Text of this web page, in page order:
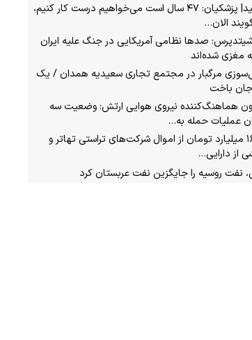
ببینید| پزشکیان: ۴۷ سال است می‌خواهیم درست کار کنیم،
الان…
صدها نظامی آمریکایی در جنگ علیه ایران
مغزی شده‌اند
مرگبار در مجتمع تجاری سعیدیه همدان / یک
جان باخت
هماهنگ‌کننده نیروی هوایی ارتش: وضعیت سه
عملیات حمله به…
۱۶۷۳ میلیارد تومان از اموال شرکت‌های تراستی تهاتر و
از دارایی‌…
نفت روسیه را جایگزین نفت عربستان کرد